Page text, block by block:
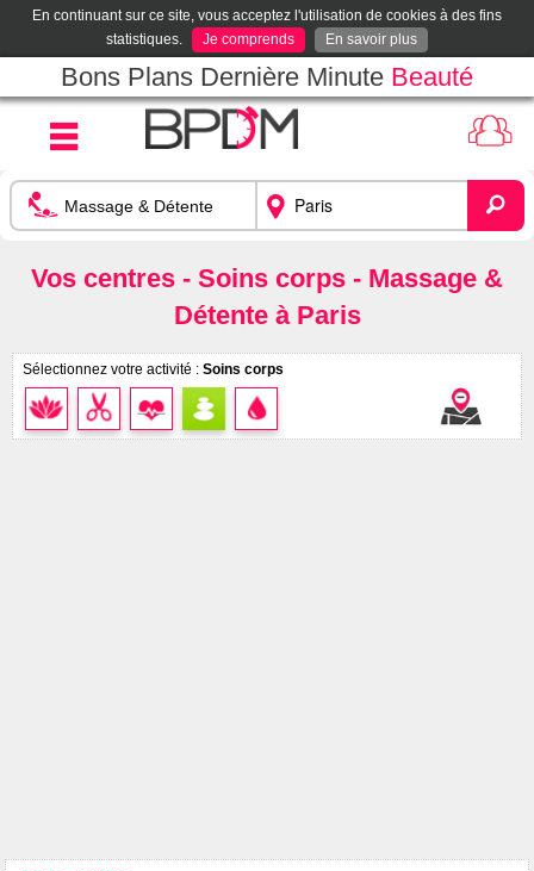
En continuant sur ce site, vous acceptez l'utilisation de cookies à des fins
statistiques.
Je comprends En savoir plus
Bons Plans Dernière Minute Beauté
Vos centres - Soins corps - Massage &
Détente à Paris
Sélectionnez votre activité : Soins corps